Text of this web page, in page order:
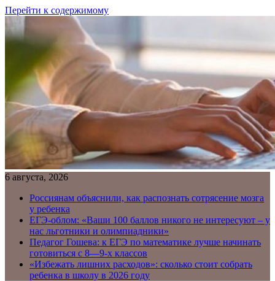
Перейти к содержимому
6 августа, 2026
Россиянам объяснили, как распознать сотрясение мозга
у ребенка
ЕГЭ-облом: «Ваши 100 баллов никого не интересуют – у
нас льготники и олимпиадники»
Педагог Гошева: к ЕГЭ по математике лучше начинать
готовиться с 8—9-х классов
«Избежать лишних расходов»: сколько стоит собрать
ребенка в школу в 2026 году